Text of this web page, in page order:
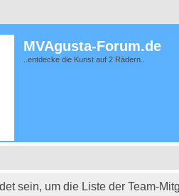
MVAgusta-Forum.de
..entdecke die Kunst auf 2 Rädern..
sein, um die Liste der Team-